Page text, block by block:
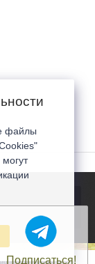
Подписаться!
файлы